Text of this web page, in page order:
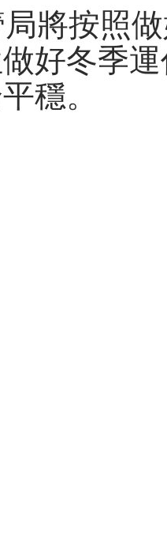
將按照
好冬季
穩。